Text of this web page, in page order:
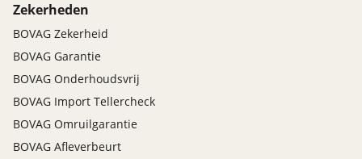
Zekerheden
BOVAG Zekerheid
BOVAG Garantie
BOVAG Onderhoudsvrij
BOVAG Import Tellercheck
BOVAG Omruilgarantie
BOVAG Afleverbeurt